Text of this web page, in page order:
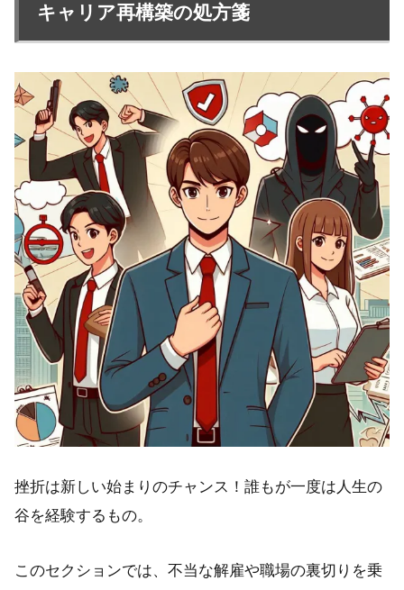
キャリア再構築の処方箋
挫折は新しい始まりのチャンス！誰もが一度は人生の
谷を経験するもの。
このセクションでは、不当な解雇や職場の裏切りを乗